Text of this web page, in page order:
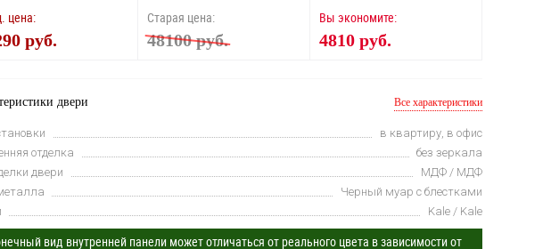
цена:
руб.
Старая цена:
48100 руб.
Вы экономите:
4810 руб.
двери Все характеристики
в квартиру, в офис
отделка
без зеркала
двери
МДФ / МДФ
Черный муар с блестками
Kale / Kale
вид внутренней панели может отличаться от реального цвета в зависимости от